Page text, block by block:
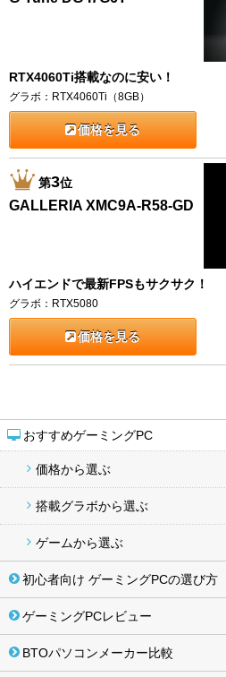
おすすめゲーミングPC
価格から選ぶ
搭載グラボから選ぶ
ゲームから選ぶ
初心者向け ゲーミングPCの選び方
ゲーミングPCレビュー
BTOパソコンメーカー比較
RTX4060Ti搭載なのに安い！
グラボ：RTX4060Ti（8GB）
価格を見る
第3位
GALLERIA XMC9A-R58-GD
ハイエンドで最新FPSもサクサク！
グラボ：RTX5080
価格を見る